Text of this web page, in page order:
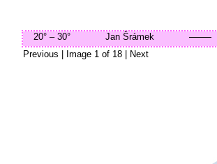
20° – 30°
Jan Šrámek
Previous | Image 1 of 18 Next